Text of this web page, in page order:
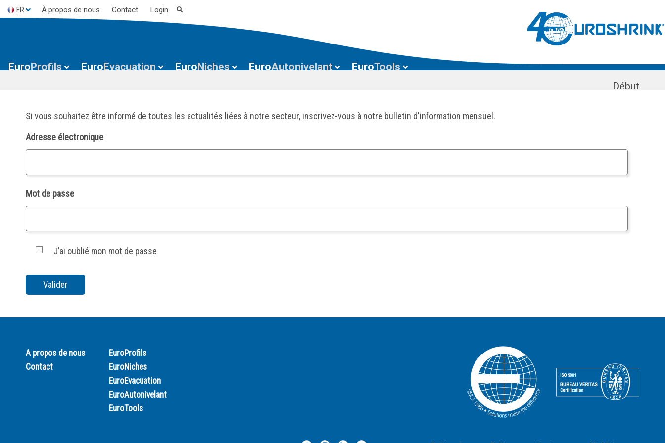
FR À propos de nous Contact Login
EuroProfils EuroEvacuation EuroNiches EuroAutonivelant EuroTools
Début
Si vous souhaitez être informé de toutes les actualités liées à notre secteur, inscrivez-vous à notre bulletin d'information mensuel.
Adresse électronique
Mot de passe
J’ai oublié mon mot de passe
A propos de nous
Contact
EuroProfils
EuroNiches
EuroEvacuation
EuroAutonivelant
EuroTools